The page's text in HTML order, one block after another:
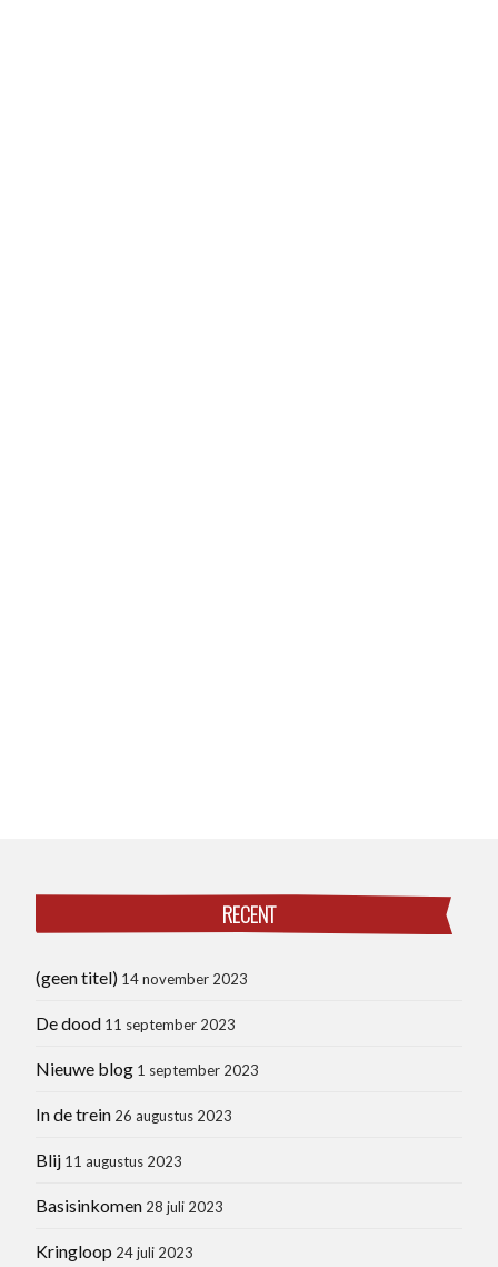
RECENT
(geen titel) 14 november 2023
De dood 11 september 2023
Nieuwe blog 1 september 2023
In de trein 26 augustus 2023
Blij 11 augustus 2023
Basisinkomen 28 juli 2023
Kringloop 24 juli 2023